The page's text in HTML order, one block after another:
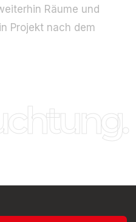
Räume und
Projekt nach dem